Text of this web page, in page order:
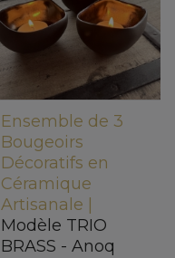
Ensemble de 3
Bougeoirs
Décoratifs en
Céramique
Artisanale |
Modèle TRIO
BRASS - Anoq